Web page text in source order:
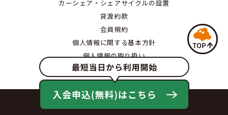
カーシェア・シェアサイクルの設置
貸渡約款
会員規約
個人情報に関する基本方針
個人情報の取り扱い
特定商取引にもとづく表記
© MaaS Car All Rights Reserved.